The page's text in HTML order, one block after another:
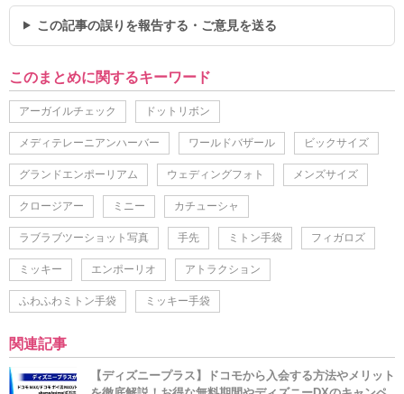
この記事の誤りを報告する・ご意見を送る
このまとめに関するキーワード
アーガイルチェック ドットリボン
メディテレーニアンハーバー ワールドバザール ビックサイズ
グランドエンポーリアム ウェディングフォト メンズサイズ
クロージアー ミニー カチューシャ
ラブラブツーショット写真 手先 ミトン手袋 フィガロズ
ミッキー エンポーリオ アトラクション
ふわふわミトン手袋 ミッキー手袋
関連記事
【ディズニープラス】ドコモから入会する方法やメリット